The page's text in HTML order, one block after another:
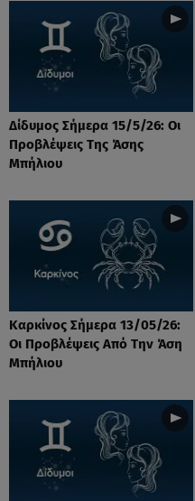
Δίδυμος Σήμερα 15/5/26: Οι
Προβλέψεις Της Άσης
Μπήλιου
Καρκίνος Σήμερα 13/05/26:
Οι Προβλέψεις Από Την Άση
Μπήλιου